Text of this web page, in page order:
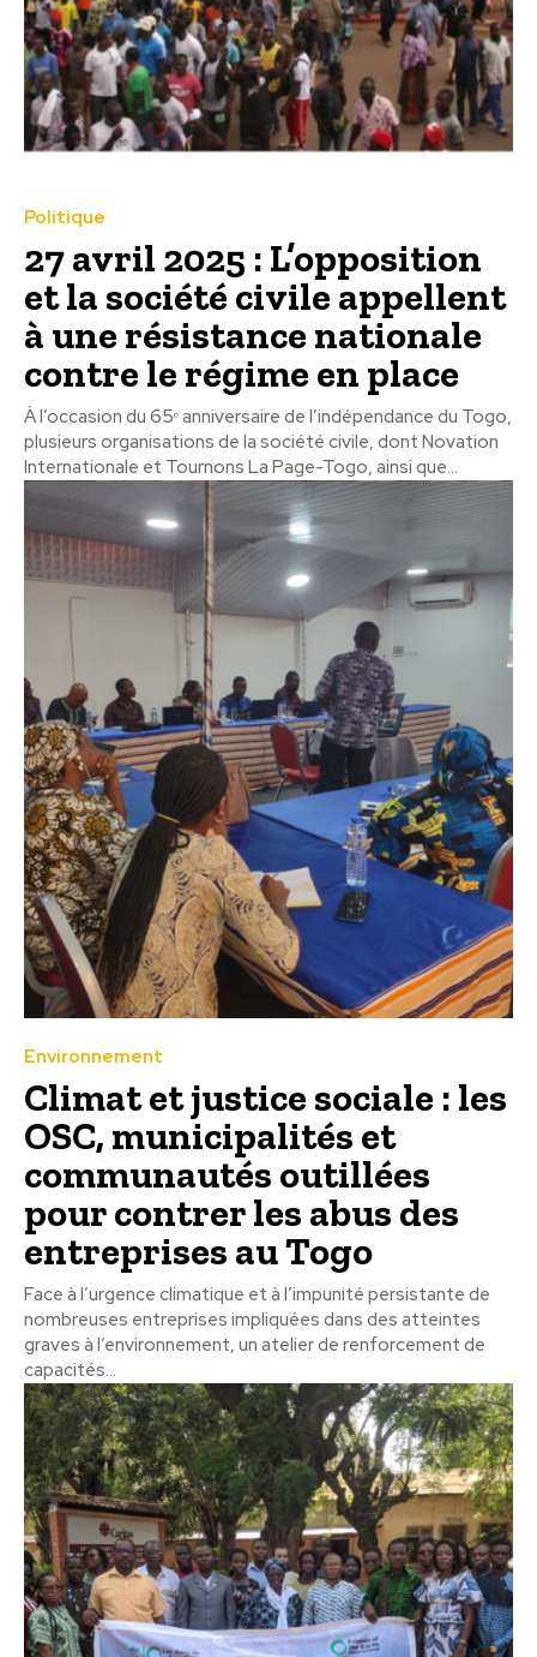
Politique
27 avril 2025 : L’opposition
et la société civile appellent
à une résistance nationale
contre le régime en place
À l’occasion du 65ᵉ anniversaire de l’indépendance du Togo,
plusieurs organisations de la société civile, dont Novation
Internationale et Tournons La Page-Togo, ainsi que...
Environnement
Climat et justice sociale : les
OSC, municipalités et
communautés outillées
pour contrer les abus des
entreprises au Togo
Face à l’urgence climatique et à l’impunité persistante de
nombreuses entreprises impliquées dans des atteintes
graves à l’environnement, un atelier de renforcement de
capacités...